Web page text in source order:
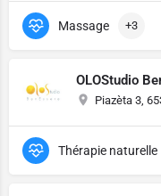
Massage +3
OLOStudio
Piazèta 3,
Thérapie naturelle